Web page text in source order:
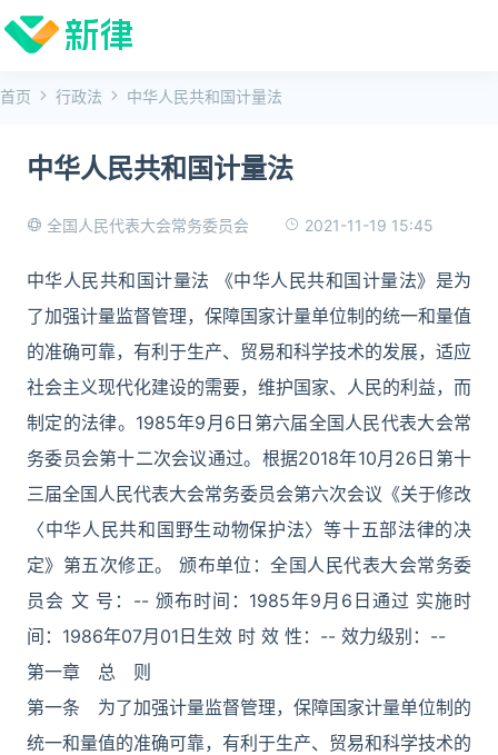
首页 行政法 中华人民共和国计量法
中华人民共和国计量法
全国人民代表大会常务委员会 2021-11-19 15:45
中华人民共和国计量法 《中华人民共和国计量法》是为
了加强计量监督管理，保障国家计量单位制的统一和量值
的准确可靠，有利于生产、贸易和科学技术的发展，适应
社会主义现代化建设的需要，维护国家、人民的利益，而
制定的法律。1985年9月6日第六届全国人民代表大会常
务委员会第十二次会议通过。根据2018年10月26日第十
三届全国人民代表大会常务委员会第六次会议《关于修改
〈中华人民共和国野生动物保护法〉等十五部法律的决
定》第五次修正。 颁布单位：全国人民代表大会常务委
员会 文 号：-- 颁布时间：1985年9月6日通过 实施时
间：1986年07月01日生效 时 效 性：-- 效力级别：--
第一章 总 则
第一条 为了加强计量监督管理，保障国家计量单位制的
统一和量值的准确可靠，有利于生产、贸易和科学技术的